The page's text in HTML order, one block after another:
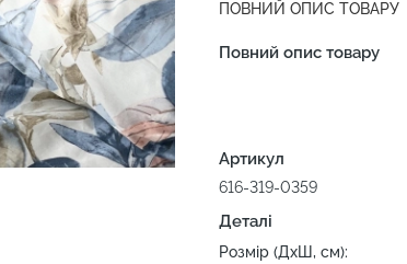
ПОВНИЙ ОПИС ТОВАРУ
Повний опис товару
Артикул
616-319-0359
Деталі
Розмір (ДхШ, см):